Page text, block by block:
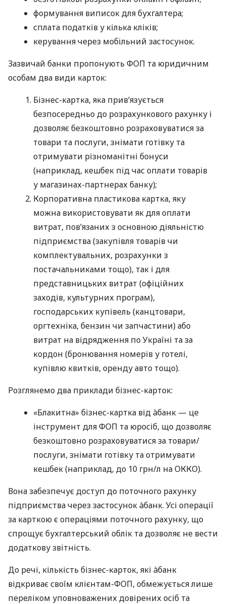
формування виписок для бухгалтера;
сплата податків у кілька кліків;
керування через мобільний застосунок.
Зазвичай банки пропонують ФОП та юридичним
особам два види карток:
Бізнес-картка, яка прив’язується
безпосередньо до розрахункового рахунку і
дозволяє безкоштовно розраховуватися за
товари та послуги, знімати готівку та
отримувати різноманітні бонуси
(наприклад, кешбек під час оплати товарів
у магазинах-партнерах банку);
Корпоративна пластикова картка, яку
можна використовувати як для оплати
витрат, пов’язаних з основною діяльністю
підприємства (закупівля товарів чи
комплектувальних, розрахунки з
постачальниками тощо), так і для
представницьких витрат (офіційних
заходів, культурних програм),
господарських купівель (канцтовари,
оргтехніка, бензин чи запчастини) або
витрат на відрядження по Україні та за
кордон (бронювання номерів у готелі,
купівлю квитків, оренду авто тощо).
Розглянемо два приклади бізнес-карток:
«Блакитна» бізнес-картка від àбанк — це
інструмент для ФОП та юросіб, що дозволяє
безкоштовно розраховуватися за товари/
послуги, знімати готівку та отримувати
кешбек (наприклад, до 10 грн/л на ОККО).
Вона забезпечує доступ до поточного рахунку
підприємства через застосунок àбанк. Усі операції
за карткою є операціями поточного рахунку, що
спрощує бухгалтерський облік та дозволяє не вести
додаткову звітність.
До речі, кількість бізнес-карток, які àбанк
відкриває своїм клієнтам-ФОП, обмежується лише
переліком уповноважених довірених осіб та